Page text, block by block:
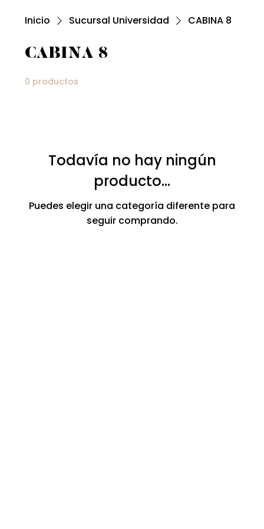
Inicio Sucursal Universidad CABINA 8
CABINA 8
0 productos
Todavía no hay ningún
producto...
Puedes elegir una categoría diferente para
seguir comprando.